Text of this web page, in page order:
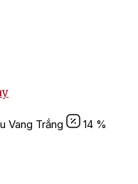
Vang Trắng
14 %